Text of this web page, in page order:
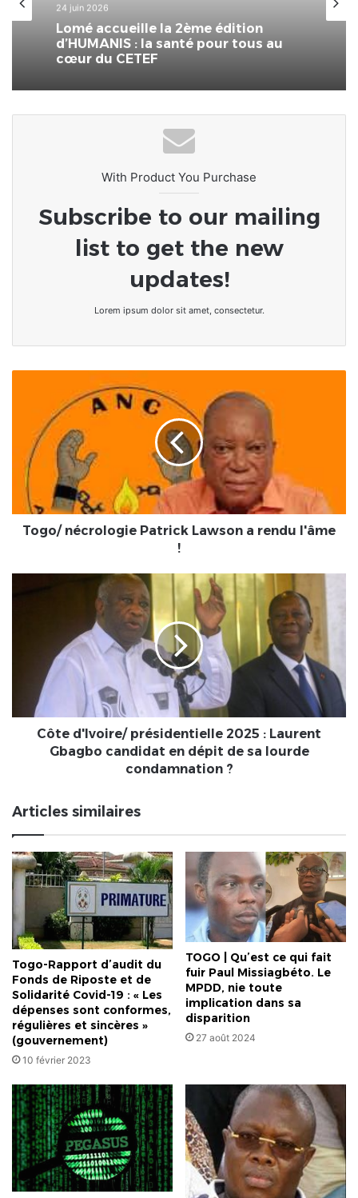
24 juin 2026
Lomé accueille la 2ème édition
d’HUMANIS : la santé pour tous au
cœur du CETEF
With Product You Purchase
Subscribe to our mailing
list to get the new
updates!
Lorem ipsum dolor sit amet, consectetur.
Lawson
rendu
l'âme
Togo/ nécrologie Patrick Lawson a rendu l'âme
!
Gbagbo
candidat
?
Côte d'Ivoire/ présidentielle 2025 : Laurent
Gbagbo candidat en dépit de sa lourde
condamnation ?
Articles similaires
Togo-Rapport d’audit du
Fonds de Riposte et de
Solidarité Covid-19 : « Les
dépenses sont conformes,
régulières et sincères »
(gouvernement)
10 février 2023
TOGO | Qu’est ce qui fait
fuir Paul Missiagbéto. Le
MPDD, nie toute
implication dans sa
disparition
27 août 2024